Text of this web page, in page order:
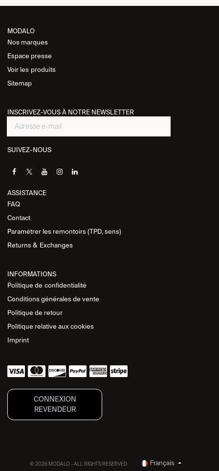
MODALO
Nos marques
Espace presse
Voir les produits
Sitemap
INSCRIVEZ-VOUS À NOTRE NEWSLETTER
SUIVEZ-NOUS
ASSISTANCE​
FAQ
Contact
Paramétrer les remontoirs (TPD, sens)
Returns & Exchanges
INFORMATIONS
Politique de confidentialité
Conditions générales de vente
Politique de retour
Politique relative aux cookies
Imprint
CONNEXION
REVENDEUR
© 2026 MODALO - ALL RIGHTS RESERVED Français